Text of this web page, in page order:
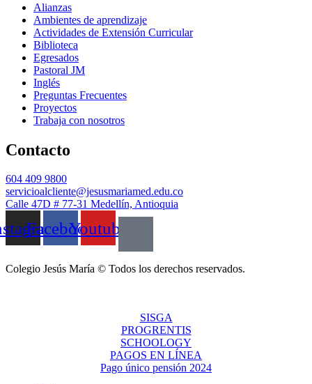
Alianzas
Ambientes de aprendizaje
Actividades de Extensión Curricular
Biblioteca
Egresados
Pastoral JM
Inglés
Preguntas Frecuentes
Proyectos
Trabaja con nosotros
Contacto
604 409 9800
servicioalcliente@jesusmariamed.edu.co
Calle 47D # 77-31 Medellín, Antioquia
FacebookYoutube
Colegio Jesús María © Todos los derechos reservados.
SISGA
PROGRENTIS
SCHOOLOGY
PAGOS EN LÍNEA
Pago único pensión 2024